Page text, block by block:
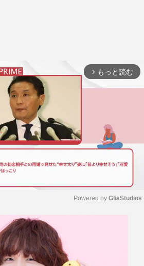
arrow_forward_ios もっと読む
Powered by GliaStudios